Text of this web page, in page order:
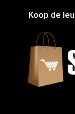
Koop de